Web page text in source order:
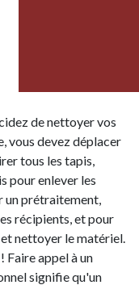
de nettoyer vos
vous devez déplacer
tous les tapis,
pour enlever les
un prétraitement,
récipients, et pour
nettoyer le matériel.
Faire appel à un
signifie qu'un